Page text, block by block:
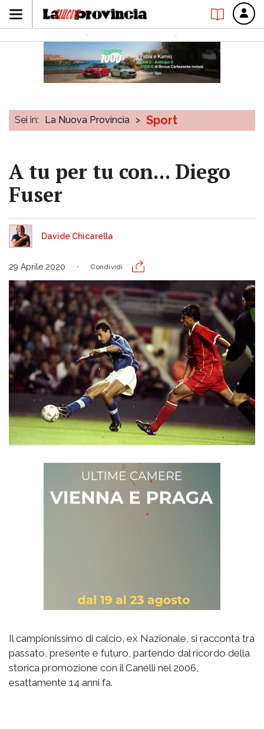
Sei in: La Nuova Provincia > Sport
A tu per tu con... Diego
Fuser
Davide Chicarella
29 Aprile 2020 Condividi
Il campionissimo di calcio, ex Nazionale, si racconta tra
passato, presente e futuro, partendo dal ricordo della
storica promozione con il Canelli nel 2006,
esattamente 14 anni fa.